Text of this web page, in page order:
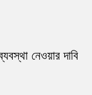
নেওয়ার দাবি